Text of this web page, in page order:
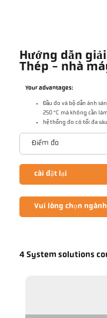
Hướng dẫn
Thép - nhà
Your advantages:
Đầu đo và bộ dẫn ánh
250 °C mà không cần
hệ thống đo có tối đa
Điểm đo
cài đặt lại
Vui lòng chọn
4 System solutions